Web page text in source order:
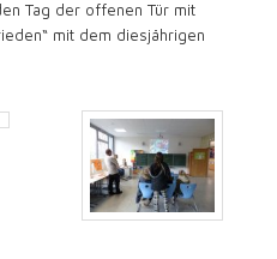
Tag der offenen Tür mit
mit dem diesjährigen